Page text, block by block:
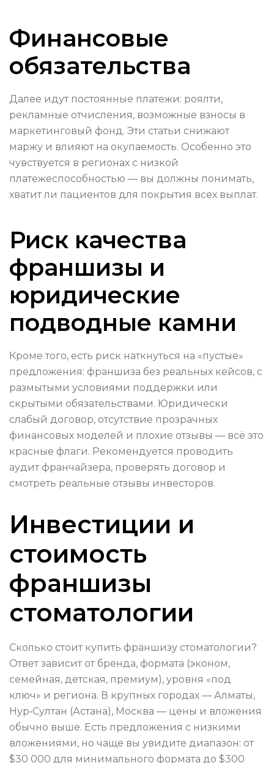
Финансовые
обязательства
Далее идут постоянные платежи: роялти,
рекламные отчисления, возможные взносы в
маркетинговый фонд. Эти статьи снижают
маржу и влияют на окупаемость. Особенно это
чувствуется в регионах с низкой
платежеспособностью — вы должны понимать,
хватит ли пациентов для покрытия всех выплат.
Риск качества
франшизы и
юридические
подводные камни
Кроме того, есть риск наткнуться на «пустые»
предложения: франшиза без реальных кейсов, с
размытыми условиями поддержки или
скрытыми обязательствами. Юридически
слабый договор, отсутствие прозрачных
финансовых моделей и плохие отзывы — всё это
красные флаги. Рекомендуется проводить
аудит франчайзера, проверять договор и
смотреть реальные отзывы инвесторов.
Инвестиции и
стоимость
франшизы
стоматологии
Сколько стоит купить франшизу стоматологии?
Ответ зависит от бренда, формата (эконом,
семейная, детская, премиум), уровня «под
ключ» и региона. В крупных городах — Алматы,
Нур‑Султан (Астана), Москва — цены и вложения
обычно выше. Есть предложения с низкими
вложениями, но чаще вы увидите диапазон: от
$30 000 для минимального формата до $300